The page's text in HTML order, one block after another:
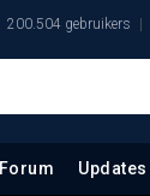
200.504 gebruikers
Forum Updates